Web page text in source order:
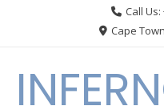
Call Us:
Cape